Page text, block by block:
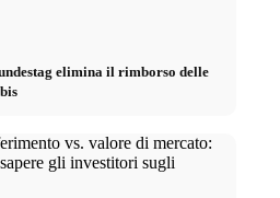
elimina il rimborso delle